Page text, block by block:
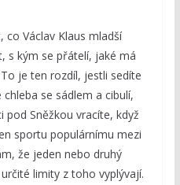
Václav Klaus mladší
s kým se přátelí, jaké má
je ten rozdíl, jestli sedíte
se sádlem a cibulí,
pod Sněžkou vracíte, když
sportu populárnímu mezi
že jeden nebo druhý
limity z toho vyplývají.